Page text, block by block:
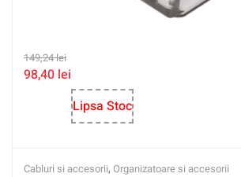
149,24lei
98,40 lei
Lipsa Stoc
Cabluri si accesorii, Organizatoare si accesorii